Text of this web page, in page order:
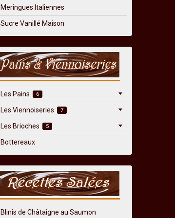
Meringues Italiennes
Sucre Vanillé Maison
Les Pains 6
Les Viennoiseries 7
Les Brioches 5
Bottereaux
Blinis de Châtaigne au Saumon